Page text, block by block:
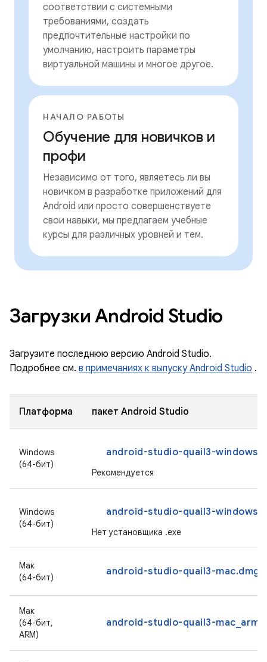
соответствии с системными
требованиями, создать
предпочтительные настройки по
умолчанию, настроить параметры
виртуальной машины и многое другое.
НАЧАЛО РАБОТЫ
Обучение для новичков и
профи
Независимо от того, являетесь ли вы
новичком в разработке приложений для
Android или просто совершенствуете
свои навыки, мы предлагаем учебные
курсы для различных уровней и тем.
Загрузки Android Studio
Загрузите последнюю версию Android Studio.
Подробнее см. в примечаниях к выпуску Android Studio .
Платформа пакет Android Studio
Windows
(64-бит)
android-studio-quail3-
Рекомендуется
Windows
(64-бит)
android-studio-quail3-
Нет установщика .exe
Мак
(64-бит)
android-studio-quail3-mac.dmg
Мак
(64-бит,
ARM)
android-studio-quail3-